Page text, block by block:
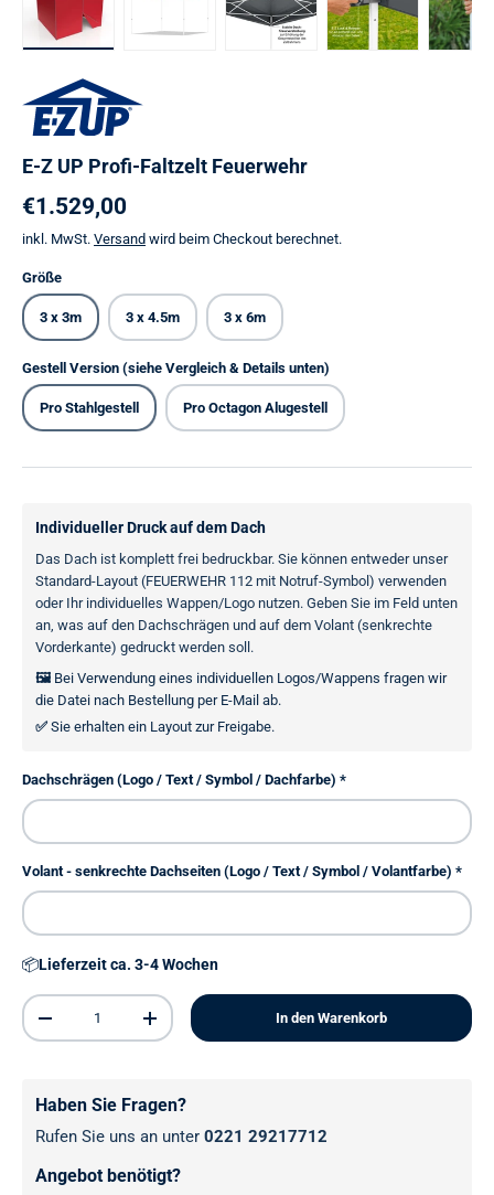
E-Z UP Profi-Faltzelt Feuerwehr
Normaler Preis
€1.529,00
inkl. MwSt. Versand wird beim Checkout berechnet.
Größe
3 x 3m 3 x 4.5m 3 x 6m
Gestell Version (siehe Vergleich & Details unten)
Pro Stahlgestell Pro Octagon Alugestell
Individueller Druck auf dem Dach
Das Dach ist komplett frei bedruckbar. Sie können entweder unser
Standard-Layout (FEUERWEHR 112 mit Notruf-Symbol) verwenden
oder Ihr individuelles Wappen/Logo nutzen. Geben Sie im Feld unten
an, was auf den Dachschrägen und auf dem Volant (senkrechte
Vorderkante) gedruckt werden soll.
🖼️ Bei Verwendung eines individuellen Logos/Wappens fragen wir
die Datei nach Bestellung per E-Mail ab.
✅ Sie erhalten ein Layout zur Freigabe.
Dachschrägen (Logo / Text / Symbol / Dachfarbe)
Volant - senkrechte Dachseiten (Logo / Text / Symbol / Volantfarbe)
📦Lieferzeit ca. 3-4 Wochen
Anzahl
Menge verringernMenge erhöhen In den Warenkorb
Haben Sie Fragen?
Rufen Sie uns an unter 0221 29217712
Angebot benötigt?